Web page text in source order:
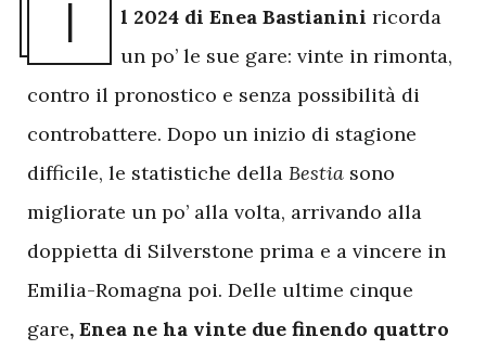
I l 2024 di Enea Bastianini ricorda
un po’ le sue gare: vinte in rimonta,
contro il pronostico e senza possibilità di
controbattere. Dopo un inizio di stagione
difficile, le statistiche della Bestia sono
migliorate un po’ alla volta, arrivando alla
doppietta di Silverstone prima e a vincere in
Emilia-Romagna poi. Delle ultime cinque
gare, Enea ne ha vinte due finendo quattro